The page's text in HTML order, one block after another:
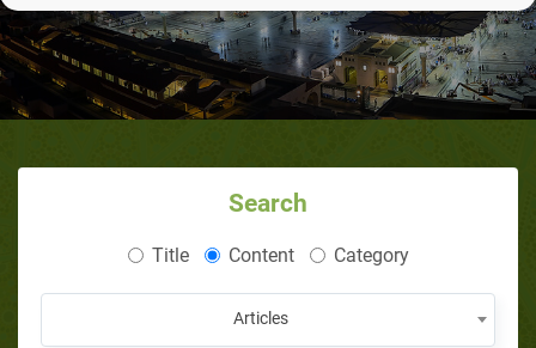
Search
Title Content Category
Articles